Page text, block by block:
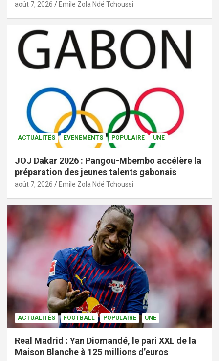
août 7, 2026 Emile Zola Ndé Tchoussi
ACTUALITÉS EVÉNEMENTS POPULAIRE UNE
JOJ Dakar 2026 : Pangou-Mbembo accélère la
préparation des jeunes talents gabonais
août 7, 2026 Emile Zola Ndé Tchoussi
ACTUALITÉS FOOTBALL POPULAIRE UNE
Real Madrid : Yan Diomandé, le pari XXL de la
Maison Blanche à 125 millions d’euros